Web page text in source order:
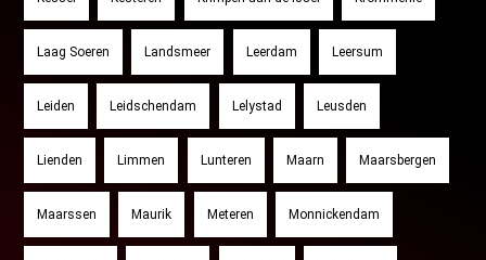
Laag Soeren Landsmeer Leerdam Leersum
Leiden Leidschendam Lelystad Leusden
Lienden Limmen Lunteren Maarn Maarsbergen
Maarssen Maurik Meteren Monnickendam